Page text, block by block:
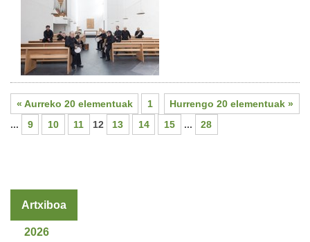
« Aurreko 20 elementuak Hurrengo 20 elementuak »
1
...
9 10 11 12 13 14 15 ... 28
Artxiboa
2026